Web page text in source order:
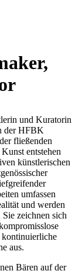
und Kuratorin
der HFBK
fließenden
entstehen
künstlerischen
umfassen
und werden
zeichnen sich
kontinuierliche
aus.
Bären auf der